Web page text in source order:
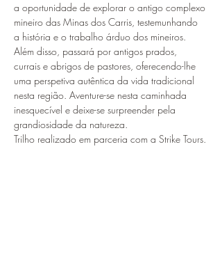
a oportunidade de explorar o antigo complexo
mineiro das Minas dos Carris, testemunhando
a história e o trabalho árduo dos mineiros.
Além disso, passará por antigos prados,
currais e abrigos de pastores, oferecendo-lhe
uma perspetiva autêntica da vida tradicional
nesta região. Aventure-se nesta caminhada
inesquecível e deixe-se surpreender pela
grandiosidade da natureza.
​Trilho realizado em parceria com a Strike Tours.